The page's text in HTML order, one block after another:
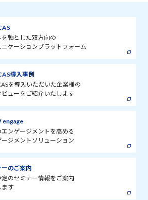
を軸とした双方向の
ニケーションプラットフォーム
導入事例
を導入いただいた企業様の
ビューをご紹介いたします
engage
ンゲージメントを高める
ジメントソリューション
のご案内
定のセミナー情報をご案内
ます